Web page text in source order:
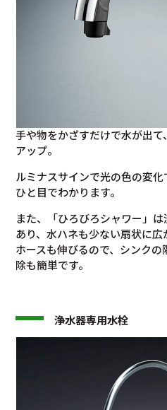
手や物をかざすだけで水が出
アップ。
ルミナスサインで光の色の変
ひと目でわかります。
また、「ひろびろシャワー」
あり、水ハネも少ない扇状に広
ホースも伸びるので、シンク
除も簡単です。
浄水器専用水栓